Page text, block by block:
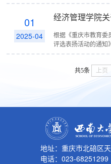
01
2025-04
根据《重庆市教育委
评选表扬活动的通知
评选推荐工作通知如
共5条 上页
地址：重庆市北碚区
电话：023-68251299